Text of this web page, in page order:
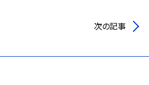
次の記事